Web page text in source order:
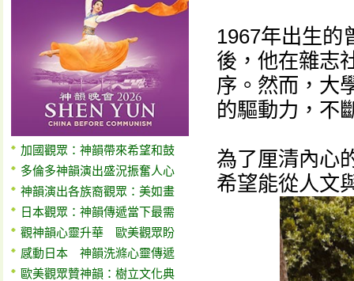
加國觀眾：神韻帶來希望和鼓
多倫多神韻演出盛況振奮人心
神韻演出各族裔觀眾：美如畫
日本觀眾：神韻傳遞當下最需
觀神韻心靈升華 歐美觀眾盼
感動日本 神韻洗滌心靈傳遞
歐美觀眾贊神韻：樹立文化典
1967年出生的
後，他在雜志
序。然而，大
的驅動力，不
為了厘清內心
希望能從人文